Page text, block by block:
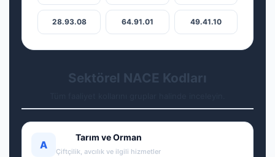
28.93.08 64.91.01 49.41.10
Sektörel NACE Kodları
A
Tarım ve Orman
Çiftçilik, avcılık ve ilgili hizmetler